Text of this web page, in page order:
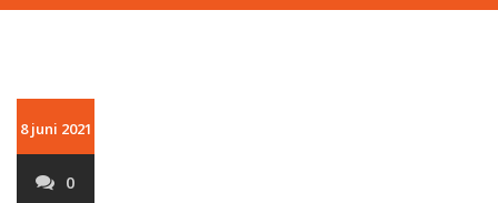
8 juni 2021
0